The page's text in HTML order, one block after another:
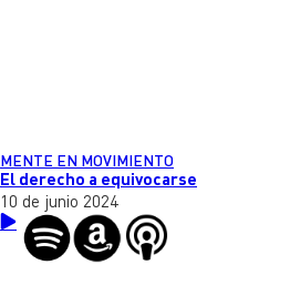
MENTE EN MOVIMIENTO
El derecho a equivocarse
10 de junio 2024